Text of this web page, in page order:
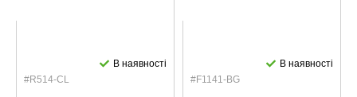
#R514-CL
В наявності
#F1141-BG
В наявності